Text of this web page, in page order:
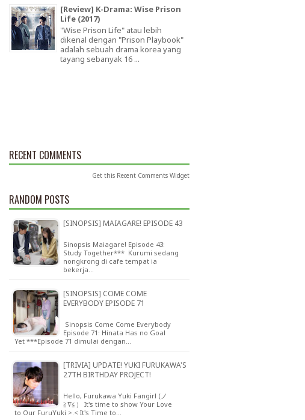
[Review] K-Drama: Wise Prison
Life (2017)
"Wise Prison Life" atau lebih
dikenal dengan "Prison Playbook"
adalah sebuah drama korea yang
tayang sebanyak 16 ...
RECENT COMMENTS
Get this Recent Comments Widget
RANDOM POSTS
[SINOPSIS] MAIAGARE! EPISODE 43
Sinopsis Maiagare! Episode 43:
Study Together*** Kurumi sedang
nongkrong di cafe tempat ia
bekerja…
[SINOPSIS] COME COME
EVERYBODY EPISODE 71
Sinopsis Come Come Everybody
Episode 71: Hinata Has no Goal
Yet ***Episode 71 dimulai dengan…
[TRIVIA] UPDATE! YUKI FURUKAWA'S
27TH BIRTHDAY PROJECT!
Hello, Furukawa Yuki Fangirl (ノ
≧∇≦） It's time to show Your Love
to Our FuruYuki >.< It's Time to…